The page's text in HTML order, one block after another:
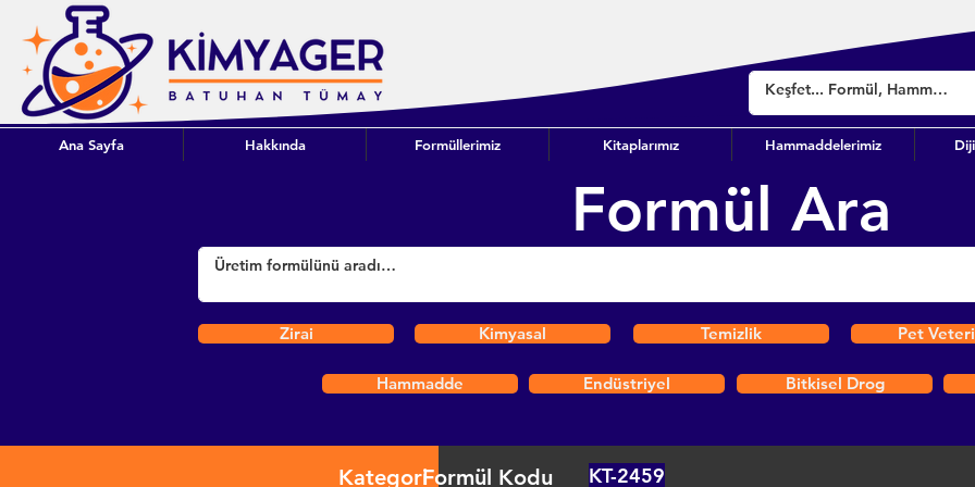
Ana Sayfa Hakkında Formüllerimiz Kitaplarımız Hammaddelerimiz
Formül Ara
Zirai Kimyasal Temizlik Pet
Hammadde Endüstriyel Bitkisel Drog
KategoriFormül Kodu KT-2459